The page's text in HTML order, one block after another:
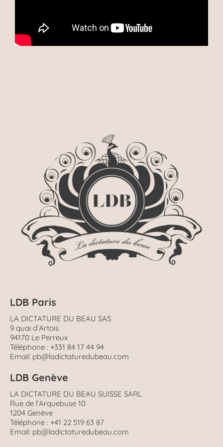
LDB Paris
LA DICTATURE DU BEAU SAS
9 quai d’Artois
94170 Le Perreux
Téléphone : +331 84 17 44 94
Email: pb@ladictaturedubeau.com
LDB Genève
LA DICTATURE DU BEAU SUISSE SARL
Rue de l’Arquebuse 10
1204 Genève
Téléphone : +41 22 519 63 87
Email: pb@ladictaturedubeau.com